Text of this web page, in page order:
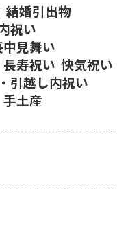
結婚引出物
祝い
見舞い
長寿祝い 快気祝い
引越し内祝い
手土産